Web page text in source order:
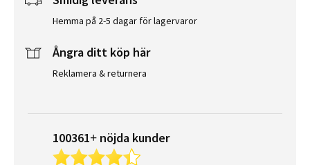
Hemma på 2-5 dagar för lagervaror
Ångra ditt köp här
Reklamera & returnera
100361+ nöjda kunder